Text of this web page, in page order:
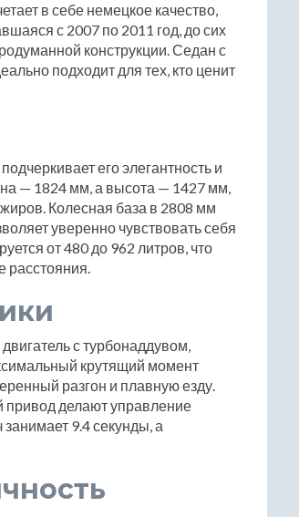
в себе немецкое качество,
с 2007 по 2011 год, до сих
конструкции. Седан с
подходит для тех, кто ценит
его элегантность и
— 1824 мм, а высота — 1427 мм,
Колесная база в 2808 мм
уверенно чувствовать себя
от 480 до 962 литров, что
расстояния.
с турбонаддувом,
крутящий момент
разгон и плавную езду.
привод делают управление
9.4 секунды, а